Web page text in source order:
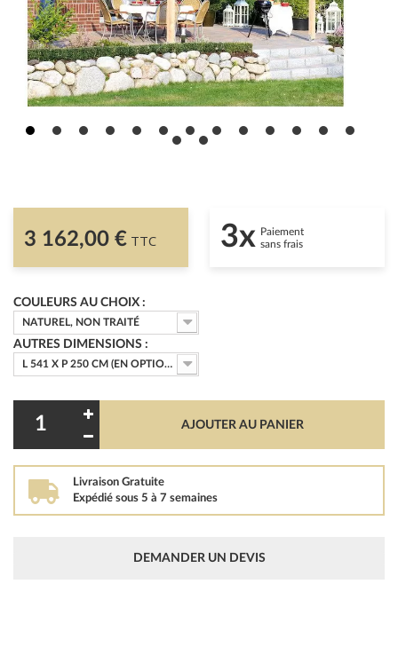
3 162,00 € TTC 3x Paiement
sans frais
COULEURS AU CHOIX :
NATUREL, NON TRAITÉ
AUTRES DIMENSIONS :
L 541 X P 250 CM (EN OPTION N°4 VOILES OMBRAGE 96 X 220 CM)
AJOUTER AU PANIER
Livraison Gratuite
Expédié sous 5 à 7 semaines
DEMANDER UN DEVIS